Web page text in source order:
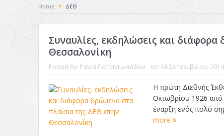
Home ΔΕΘ
Συναυλίες, εκδηλώσεις και
Θεσσαλονίκη
Posted By: Ράνια Παπαντωνιάδου on: 08 Σεπτεμβρίου, 2014
Η πρώτη Διεθνής
Οκτωβρίου 1926
έναρξη ενός πολύ
more